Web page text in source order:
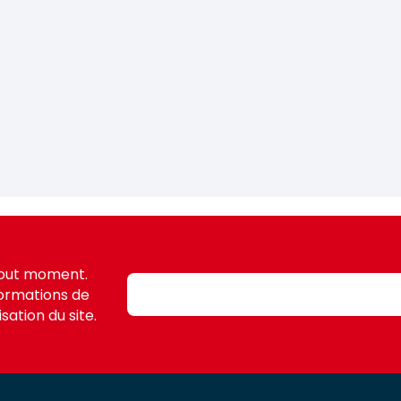
moment.
de
du site.